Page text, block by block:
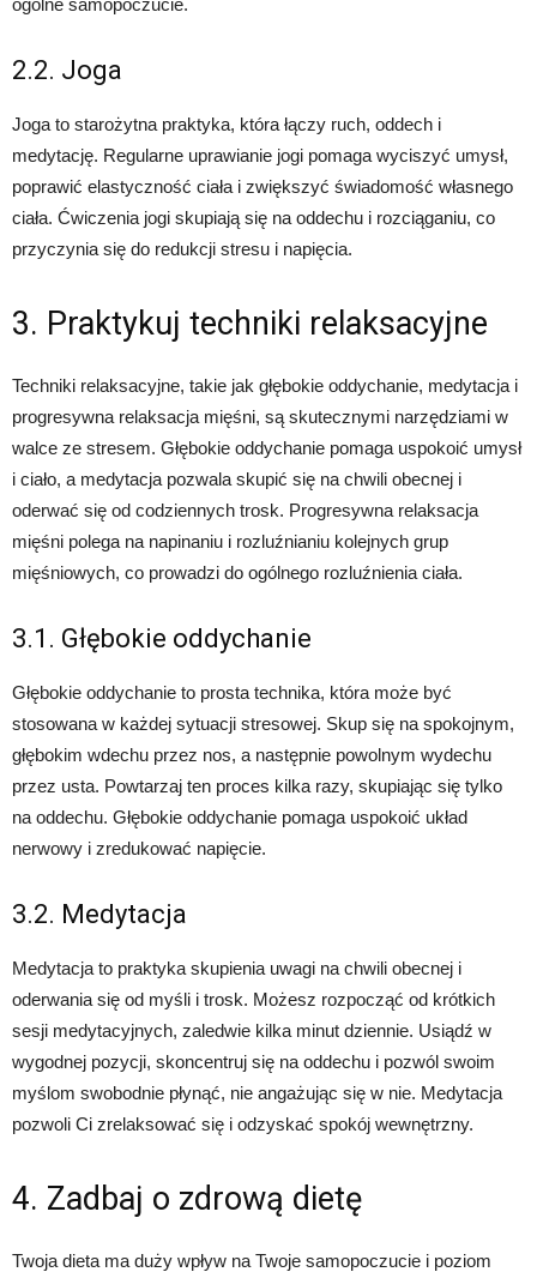
2.2. Joga
Joga to starożytna praktyka, która łączy ruch, oddech i
medytację. Regularne uprawianie jogi pomaga wyciszyć umysł,
poprawić elastyczność ciała i zwiększyć świadomość własnego
ciała. Ćwiczenia jogi skupiają się na oddechu i rozciąganiu, co
przyczynia się do redukcji stresu i napięcia.
3. Praktykuj techniki relaksacyjne
Techniki relaksacyjne, takie jak głębokie oddychanie, medytacja i
progresywna relaksacja mięśni, są skutecznymi narzędziami w
walce ze stresem. Głębokie oddychanie pomaga uspokoić umysł
i ciało, a medytacja pozwala skupić się na chwili obecnej i
oderwać się od codziennych trosk. Progresywna relaksacja
mięśni polega na napinaniu i rozluźnianiu kolejnych grup
mięśniowych, co prowadzi do ogólnego rozluźnienia ciała.
3.1. Głębokie oddychanie
Głębokie oddychanie to prosta technika, która może być
stosowana w każdej sytuacji stresowej. Skup się na spokojnym,
głębokim wdechu przez nos, a następnie powolnym wydechu
przez usta. Powtarzaj ten proces kilka razy, skupiając się tylko
na oddechu. Głębokie oddychanie pomaga uspokoić układ
nerwowy i zredukować napięcie.
3.2. Medytacja
Medytacja to praktyka skupienia uwagi na chwili obecnej i
oderwania się od myśli i trosk. Możesz rozpocząć od krótkich
sesji medytacyjnych, zaledwie kilka minut dziennie. Usiądź w
wygodnej pozycji, skoncentruj się na oddechu i pozwól swoim
myślom swobodnie płynąć, nie angażując się w nie. Medytacja
pozwoli Ci zrelaksować się i odzyskać spokój wewnętrzny.
4. Zadbaj o zdrową dietę
Twoja dieta ma duży wpływ na Twoje samopoczucie i poziom